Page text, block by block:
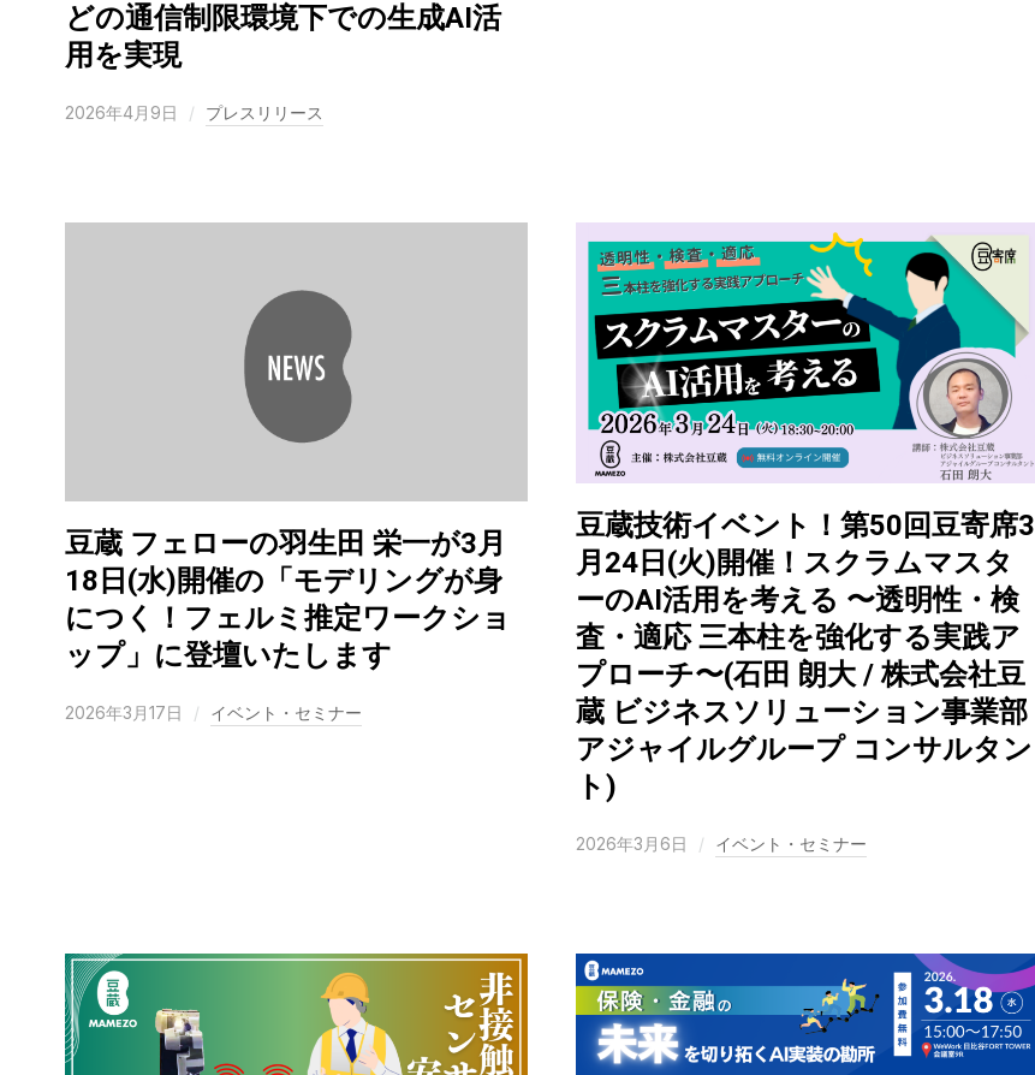
どの通信制限環境下での生成AI活
用を実現
2026年4月9日 プレスリリース
豆蔵 フェローの羽生田 栄一が3月
18日(水)開催の「モデリングが身
につく！フェルミ推定ワークショ
ップ」に登壇いたします
2026年3月17日 イベント・セミナー
豆蔵技術イベント！第50回豆寄席3
月24日(火)開催！スクラムマスタ
ーのAI活用を考える 〜透明性・検
査・適応 三本柱を強化する実践ア
プローチ〜(石田 朗大 / 株式会社豆
蔵 ビジネスソリューション事業部
アジャイルグループ コンサルタン
ト)
2026年3月6日 イベント・セミナー